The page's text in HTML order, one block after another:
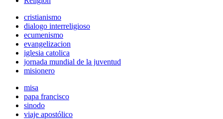
cristianismo
dialogo interreligioso
ecumenismo
evangelizacion
iglesia catolica
jornada mundial de la juventud
misionero
misa
papa francisco
sinodo
viaje apostólico